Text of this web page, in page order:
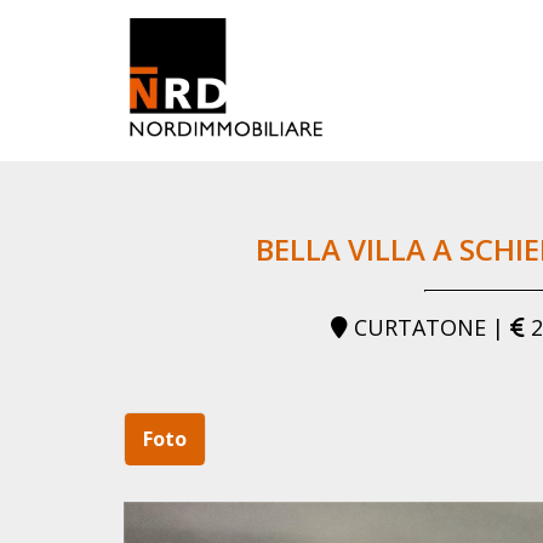
BELLA VILLA A
CURTATONE |
Foto